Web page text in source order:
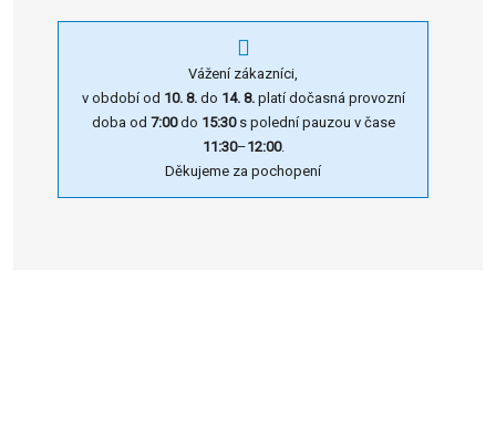
Vážení zákazníci,
v období od 10. 8.do 14. 8. platí dočasná provozní
doba od 7:00do 15:30s polední pauzou v čase
11:30–12:00.
Děkujeme za pochopení